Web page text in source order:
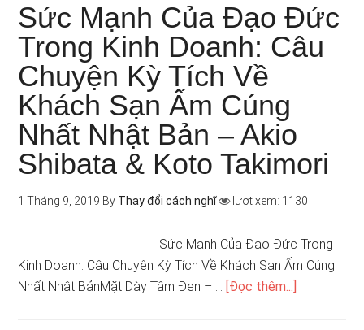
Sức Mạnh Của Đạo Đức
Trong Kinh Doanh: Câu
Chuyện Kỳ Tích Về
Khách Sạn Ấm Cúng
Nhất Nhật Bản – Akio
Shibata & Koto Takimori
1 Tháng 9, 2019 By Thay đổi cách nghĩ lượt xem: 1130
Sức Mạnh Của Đạo Đức Trong
Kinh Doanh: Câu Chuyện Kỳ Tích Về Khách Sạn Ấm Cúng
Nhất Nhật BảnMặt Dày Tâm Đen – … [Đọc thêm...]